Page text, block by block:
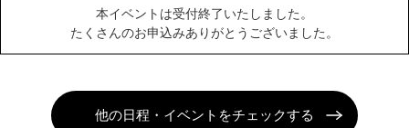
本イベントは受付終了いたしました。
たくさんのお申込みありがとうございました。
他の日程・イベントをチェックする